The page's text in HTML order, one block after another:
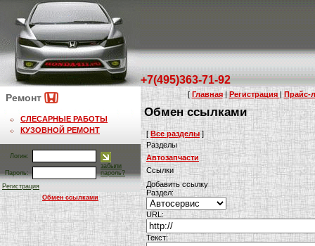
+7(495)363-71-92
Ремонт
СЛЕСАРНЫЕ РАБОТЫ
КУЗОВНОЙ РЕМОНТ
Логин:
Пароль:
забыли
пароль?
Регистрация
Обмен ссылками
[ Главная | Регистрация|Прайс-
Обмен ссылками
[ Все разделы]
Разделы
Автозапчасти
Ссылки
Добавить ссылку
Раздел:
URL:
Текст: